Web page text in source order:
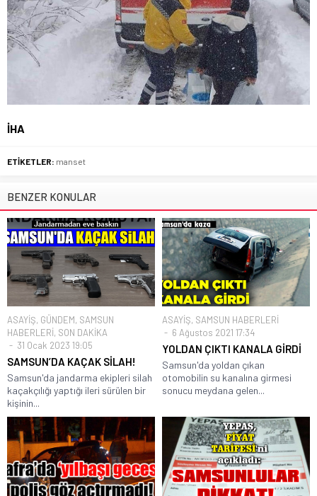
İHA
ETİKETLER: manset
BENZER KONULAR
ASAYİŞ, GÜNDEM, SAMSUN
HABERLERİ, SON DAKİKA
31 Ocak 2023 19:05
SAMSUN’DA KAÇAK SİLAH!
Samsun'da jandarma ekipleri silah
kaçakçılığı yaptığı ileri sürülen bir
kişinin...
ASAYİŞ, SAMSUN HABERLERİ
6 Ağustos 2021 17:34
YOLDAN ÇIKTI KANALA GİRDİ
Samsun'da yoldan çıkan
otomobilin su kanalına girmesi
sonucu meydana gelen...